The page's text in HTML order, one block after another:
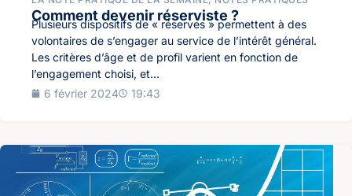
Comment devenir réserviste ?
Plusieurs dispositifs de « réserves » permettent à des
volontaires de s’engager au service de l’intérêt général.
Les critères d’âge et de profil varient en fonction de
l’engagement choisi, et...
6 février 2024
19:43